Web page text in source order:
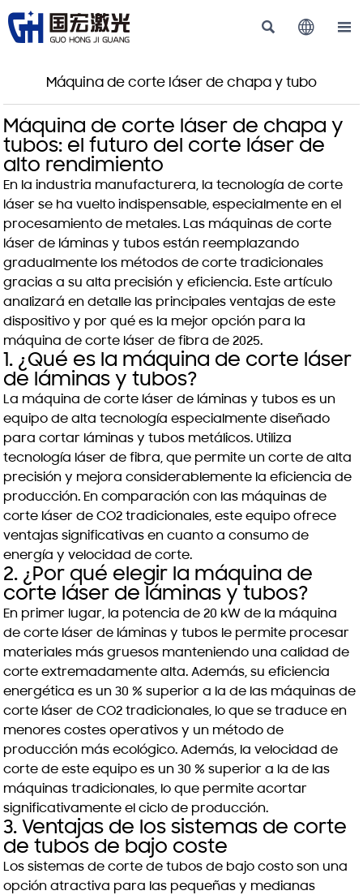
  
Máquina de corte láser de chapa y tubo
Máquina de corte láser de chapa y
tubos: el futuro del corte láser de
alto rendimiento
En la industria manufacturera, la tecnología de corte
láser se ha vuelto indispensable, especialmente en el
procesamiento de metales. Las máquinas de corte
láser de láminas y tubos están reemplazando
gradualmente los métodos de corte tradicionales
gracias a su alta precisión y eficiencia. Este artículo
analizará en detalle las principales ventajas de este
dispositivo y por qué es la mejor opción para la
máquina de corte láser de fibra de 2025.
1. ¿Qué es la máquina de corte láser
de láminas y tubos?
La máquina de corte láser de láminas y tubos es un
equipo de alta tecnología especialmente diseñado
para cortar láminas y tubos metálicos. Utiliza
tecnología láser de fibra, que permite un corte de alta
precisión y mejora considerablemente la eficiencia de
producción. En comparación con las máquinas de
corte láser de CO2 tradicionales, este equipo ofrece
ventajas significativas en cuanto a consumo de
energía y velocidad de corte.
2. ¿Por qué elegir la máquina de
corte láser de láminas y tubos?
En primer lugar, la potencia de 20 kW de la máquina
de corte láser de láminas y tubos le permite procesar
materiales más gruesos manteniendo una calidad de
corte extremadamente alta. Además, su eficiencia
energética es un 30 % superior a la de las máquinas de
corte láser de CO2 tradicionales, lo que se traduce en
menores costes operativos y un método de
producción más ecológico. Además, la velocidad de
corte de este equipo es un 30 % superior a la de las
máquinas tradicionales, lo que permite acortar
significativamente el ciclo de producción.
3. Ventajas de los sistemas de corte
de tubos de bajo coste
Los sistemas de corte de tubos de bajo costo son una
opción atractiva para las pequeñas y medianas